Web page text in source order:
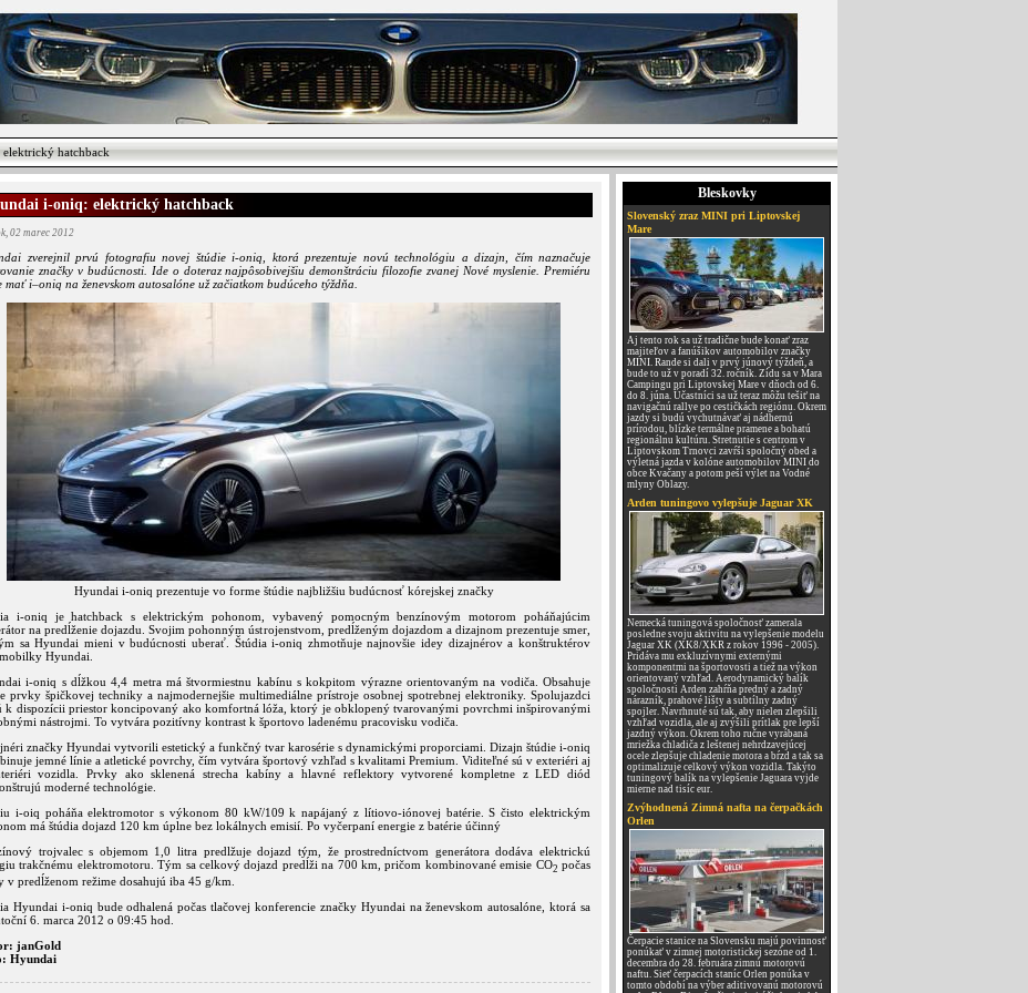
hatchback
i-oniq: elektrický hatchback
02 marec 2012
zverejnil prvú fotografiu novej štúdie i-oniq, ktorá prezentuje novú technológiu a dizajn, čím naznačuje
značky v budúcnosti. Ide o doteraz najpôsobivejšiu demonštráciu filozofie zvanej Nové myslenie. Premiéru
mať i–oniq na ženevskom autosalóne už začiatkom budúceho týždňa.
Hyundai i-oniq prezentuje vo forme štúdie najbližšiu budúcnosť kórejskej značky
i-oniq je hatchback s elektrickým pohonom, vybavený pomocným benzínovým motorom poháňajúcim
na predĺženie dojazdu. Svojim pohonným ústrojenstvom, predĺženým dojazdom a dizajnom prezentuje smer,
sa Hyundai mieni v budúcnosti uberať. Štúdia i-oniq zhmotňuje najnovšie idey dizajnérov a konštruktérov
Hyundai.
i-oniq s dĺžkou 4,4 metra má štvormiestnu kabínu s kokpitom výrazne orientovaným na vodiča. Obsahuje
prvky špičkovej techniky a najmodernejšie multimediálne prístroje osobnej spotrebnej elektroniky. Spolujazdci
k dispozícii priestor koncipovaný ako komfortná lóža, ktorý je obklopený tvarovanými povrchmi inšpirovanými
nástrojmi. To vytvára pozitívny kontrast k športovo ladenému pracovisku vodiča.
značky Hyundai vytvorili estetický a funkčný tvar karosérie s dynamickými proporciami. Dizajn štúdie i-oniq
jemné línie a atletické povrchy, čím vytvára športový vzhľad s kvalitami Premium. Viditeľné sú v exteriéri aj
vozidla. Prvky ako sklenená strecha kabíny a hlavné reflektory vytvorené kompletne z LED diód
moderné technológie.
i-oiq poháňa elektromotor s výkonom 80 kW/109 k napájaný z lítiovo-iónovej batérie. S čisto elektrickým
má štúdia dojazd 120 km úplne bez lokálnych emisií. Po vyčerpaní energie z batérie účinný
trojvalec s objemom 1,0 litra predlžuje dojazd tým, že prostredníctvom generátora dodáva elektrickú
trakčnému elektromotoru. Tým sa celkový dojazd predĺži na 700 km, pričom kombinované emisie CO2 počas
v predĺženom režime dosahujú iba 45 g/km.
Hyundai i-oniq bude odhalená počas tlačovej konferencie značky Hyundai na ženevskom autosalóne, ktorá sa
6. marca 2012 o 09:45 hod.
janGold
Hyundai
Bleskovky
Slovenský zraz MINI pri Liptovskej
Mare
Aj tento rok sa už tradične bude konať zraz
majiteľov a fanúšikov automobilov značky
MINI. Rande si dali v prvý júnový týždeň, a
bude to už v poradí 32. ročník. Zídu sa v Mara
Campingu pri Liptovskej Mare v dňoch od 6.
do 8. júna. Účastníci sa už teraz môžu tešiť na
navigačnú rallye po cestičkách regiónu. Okrem
jazdy si budú vychutnávať aj nádhernú
prírodou, blízke termálne pramene a bohatú
regionálnu kultúru. Stretnutie s centrom v
Liptovskom Trnovci zavŕši spoločný obed a
výletná jazda v kolóne automobilov MINI do
obce Kvačany a potom peší výlet na Vodné
mlyny Oblazy.
Arden tuningovo vylepšuje Jaguar XK
Nemecká tuningová spoločnosť zamerala
posledne svoju aktivitu na vylepšenie modelu
Jaguar XK (XK8/XKR z rokov 1996 - 2005).
Pridáva mu exkluzívnymi externými
komponentmi na športovosti a tiež na výkon
orientovaný vzhľad. Aerodynamický balík
spoločnosti Arden zahŕňa predný a zadný
nárazník, prahové lišty a subtílny zadný
spojler. Navrhnuté sú tak, aby nielen zlepšili
vzhľad vozidla, ale aj zvýšili prítlak pre lepší
jazdný výkon. Okrem toho ručne vyrábaná
mriežka chladiča z leštenej nehrdzavejúcej
ocele zlepšuje chladenie motora a bŕzd a tak sa
optimalizuje celkový výkon vozidla. Takýto
tuningový balík na vylepšenie Jaguara vyjde
mierne nad tisíc eur.
Zvýhodnená Zimná nafta na čerpačkách
Orlen
Čerpacie stanice na Slovensku majú povinnosť
ponúkať v zimnej motoristickej sezóne od 1.
decembra do 28. februára zimnú motorovú
naftu. Sieť čerpacích staníc Orlen ponúka v
tomto období na výber aditivovanú motorovú